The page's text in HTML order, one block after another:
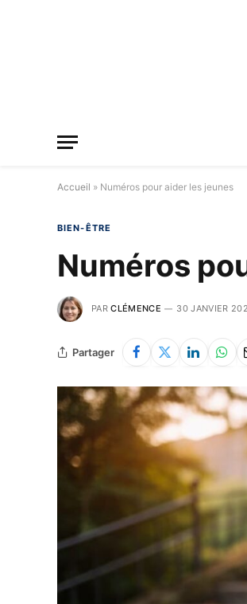
Accueil » Numéros pour aider les jeunes
BIEN-ÊTRE
Numéros
PAR CLÉMENCE 30 JANVIER
Partager